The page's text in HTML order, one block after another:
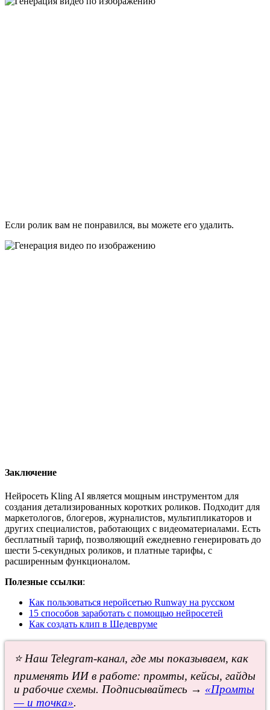
Если ролик вам не понравился, вы можете его удалить.
Заключение
Нейросеть Kling AI является мощным инструментом для
создания детализированных коротких роликов. Подходит для
маркетологов, блогеров, журналистов, мультипликаторов и
других специалистов, работающих с видеоматериалами. Есть
бесплатный тариф, позволяющий ежедневно генерировать до
шести 5-секундных роликов, и платные тарифы, с
расширенным функционалом.
Полезные ссылки:
Как пользоваться неройсетью Runway на русском
15 способов заработать с помощью нейросетей
Как создать клип в Шедевруме
⭐ Наш Telegram-канал, где мы показываем, как
применять ИИ в работе: промты, кейсы, гайды
и рабочие схемы. Подписывайтесь → «Промты
— и точка».